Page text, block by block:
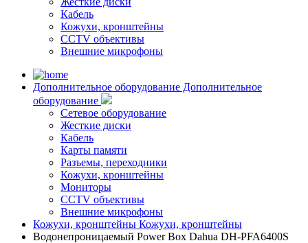
Кабель
Кожухи, кронштейны
CCTV объективы
Внешние микрофоны
Дополнительное оборудование Дополнительное
оборудование
Сетевое оборудование
Жесткие диски
Кабель
Карты памяти
Разъемы, переходники
Кожухи, кронштейны
Мониторы
CCTV объективы
Внешние микрофоны
Кожухи, кронштейны Кожухи, кронштейны
Водонепроницаемый Power Box Dahua DH-PFA6400S